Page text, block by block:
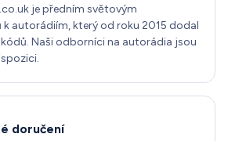
je předním světovým
autorádiím, který od roku 2015 dodal
kódů. Naši odborníci na autorádia jsou
doručení